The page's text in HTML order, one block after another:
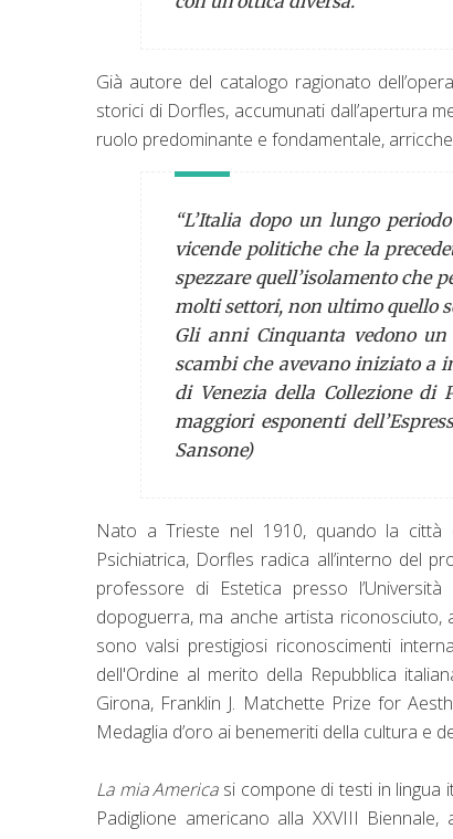
Già autore del catalogo ragionato
storici di Dorfles, accumunati dall’apertura
ruolo predominante e fondamentale,
“L’Italia dopo un lungo
vicende politiche che la
spezzare quell’isolamento che
molti settori, non ultimo quello
Gli anni Cinquanta vedono
scambi che avevano iniziato a
di Venezia della Collezione di
maggiori esponenti
Sansone)
Nato a Trieste nel 1910, quando la città
Psichiatrica, Dorfles radica all’interno del
professore di Estetica presso
dopoguerra, ma anche artista
sono valsi prestigiosi riconoscimenti
dell'Ordine al merito della Repubblica
Girona, Franklin J. Matchette Prize for
Medaglia d’oro ai benemeriti della cultura e
La mia America si compone di testi in lingua
Padiglione americano alla XXVIII Biennale,